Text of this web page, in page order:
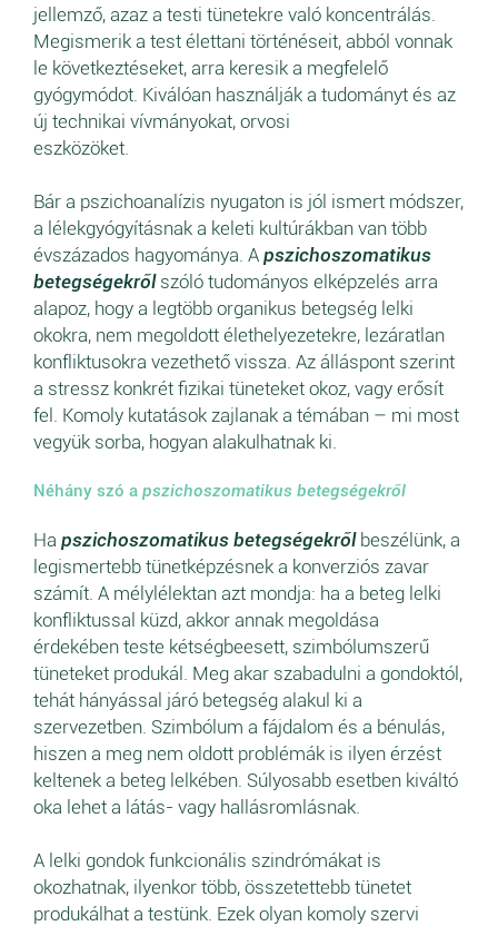
jellemző, azaz a testi tünetekre való koncentrálás.
Megismerik a test élettani történéseit, abból vonnak
le következtéseket, arra keresik a megfelelő
gyógymódot. Kiválóan használják a tudományt és az
új technikai vívmányokat, orvosi
eszközöket.
Bár a pszichoanalízis nyugaton is jól ismert módszer,
a lélekgyógyításnak a keleti kultúrákban van több
évszázados hagyománya. A pszichoszomatikus
betegségekrőlszóló tudományos elképzelés arra
alapoz, hogy a legtöbb organikus betegség lelki
okokra, nem megoldott élethelyezetekre, lezáratlan
konfliktusokra vezethető vissza. Az álláspont szerint
a stressz konkrét fizikai tüneteket okoz, vagy erősít
fel. Komoly kutatások zajlanak a témában – mi most
vegyük sorba, hogyan alakulhatnak ki.
Néhány szó a pszichoszomatikus betegségekről
Ha pszichoszomatikus betegségekről beszélünk, a
legismertebb tünetképzésnek a konverziós zavar
számít. A mélylélektan azt mondja: ha a beteg lelki
konfliktussal küzd, akkor annak megoldása
érdekében teste kétségbeesett, szimbólumszerű
tüneteket produkál. Meg akar szabadulni a gondoktól,
tehát hányással járó betegség alakul ki a
szervezetben. Szimbólum a fájdalom és a bénulás,
hiszen a meg nem oldott problémák is ilyen érzést
keltenek a beteg lelkében. Súlyosabb esetben kiváltó
oka lehet a látás- vagy hallásromlásnak.
A lelki gondok funkcionális szindrómákat is
okozhatnak, ilyenkor több, összetettebb tünetet
produkálhat a testünk. Ezek olyan komoly szervi